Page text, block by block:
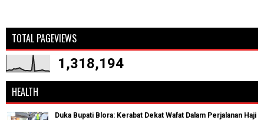
TOTAL PAGEVIEWS
1,318,194
HEALTH
Duka Bupati Blora: Kerabat Dekat Wafat Dalam Perjalanan Haji